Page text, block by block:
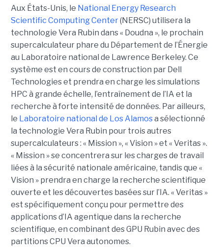
Aux États-Unis, le National Energy Research
Scientific Computing Center(NERSC) utilisera la
technologie Vera Rubin dans « Doudna », le prochain
supercalculateur phare du Département de l’Énergie
au Laboratoire national de Lawrence Berkeley. Ce
système est en cours de construction par Dell
Technologies et prendra en charge les simulations
HPC à grande échelle, l’entraînement de l’IA et la
recherche à forte intensité de données. Par ailleurs,
le Laboratoire national de Los Alamosa sélectionné
la technologie Vera Rubin pour trois autres
supercalculateurs : « Mission », « Vision » et « Veritas ».
« Mission » se concentrera sur les charges de travail
liées à la sécurité nationale américaine, tandis que «
Vision » prendra en charge la recherche scientifique
ouverte et les découvertes basées sur l’IA. « Veritas »
est spécifiquement conçu pour permettre des
applications d’IA agentique dans la recherche
scientifique, en combinant des GPU Rubin avec des
partitions CPU Vera autonomes.